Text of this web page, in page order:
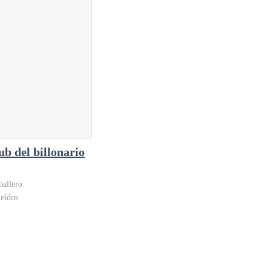
uno de los acomodadores y beberlo de un trago.
del billonario